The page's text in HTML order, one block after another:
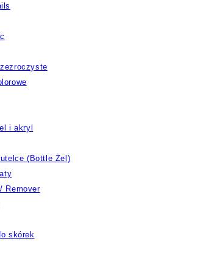
i akryl
(Bottle Żel)
Remover
skórek